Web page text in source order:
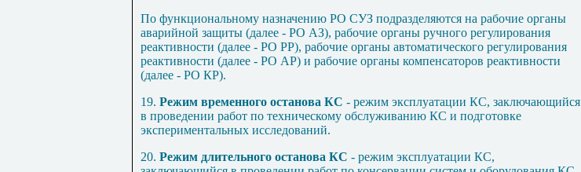
По функциональному назначению РО СУЗ подразделяются на рабочие органы
аварийной защиты (далее - РО АЗ), рабочие органы ручного регулирования
реактивности (далее - РО РР), рабочие органы автоматического регулирования
реактивности (далее - РО АР) и рабочие органы компенсаторов реактивности
(далее - РО КР).
19. Режим временного останова КС - режим эксплуатации КС, заключающийся
в проведении работ по техническому обслуживанию КС и подготовке
экспериментальных исследований.
20. Режим длительного останова КС - режим эксплуатации КС,